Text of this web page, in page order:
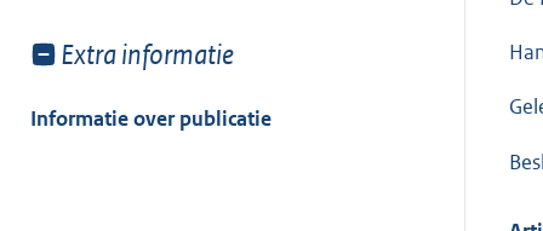
Toon
van:
Extra informatie
Informatie over publicatie